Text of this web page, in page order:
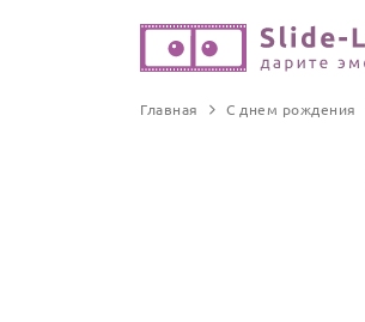
Главная С днем рождения